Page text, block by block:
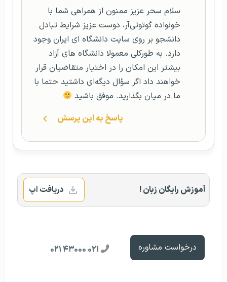
سلام سحر عزیز ممنون از همراهی شما با
خونواده گوتوتی‌آر، دوست عزیز شرایط تبادل
دانشجو بر روی سایت دانشگاه ای ایران وجود
دارد. به طورکلی معمولا دانشگاه های آزاد
بیشتر این امکان را در اختیار متقاضیان قرار
خواهند داد اگر سؤال دیگه‌ای داشتید حتما با
ما در میان بگذارید. موفق باشید
پاسخ به این پرسش
آموزش رایگان زبان ! دریافت اپ
درخواست مشاوره ۰۲۱ ۴۳۰۰۰ ۰۲۱